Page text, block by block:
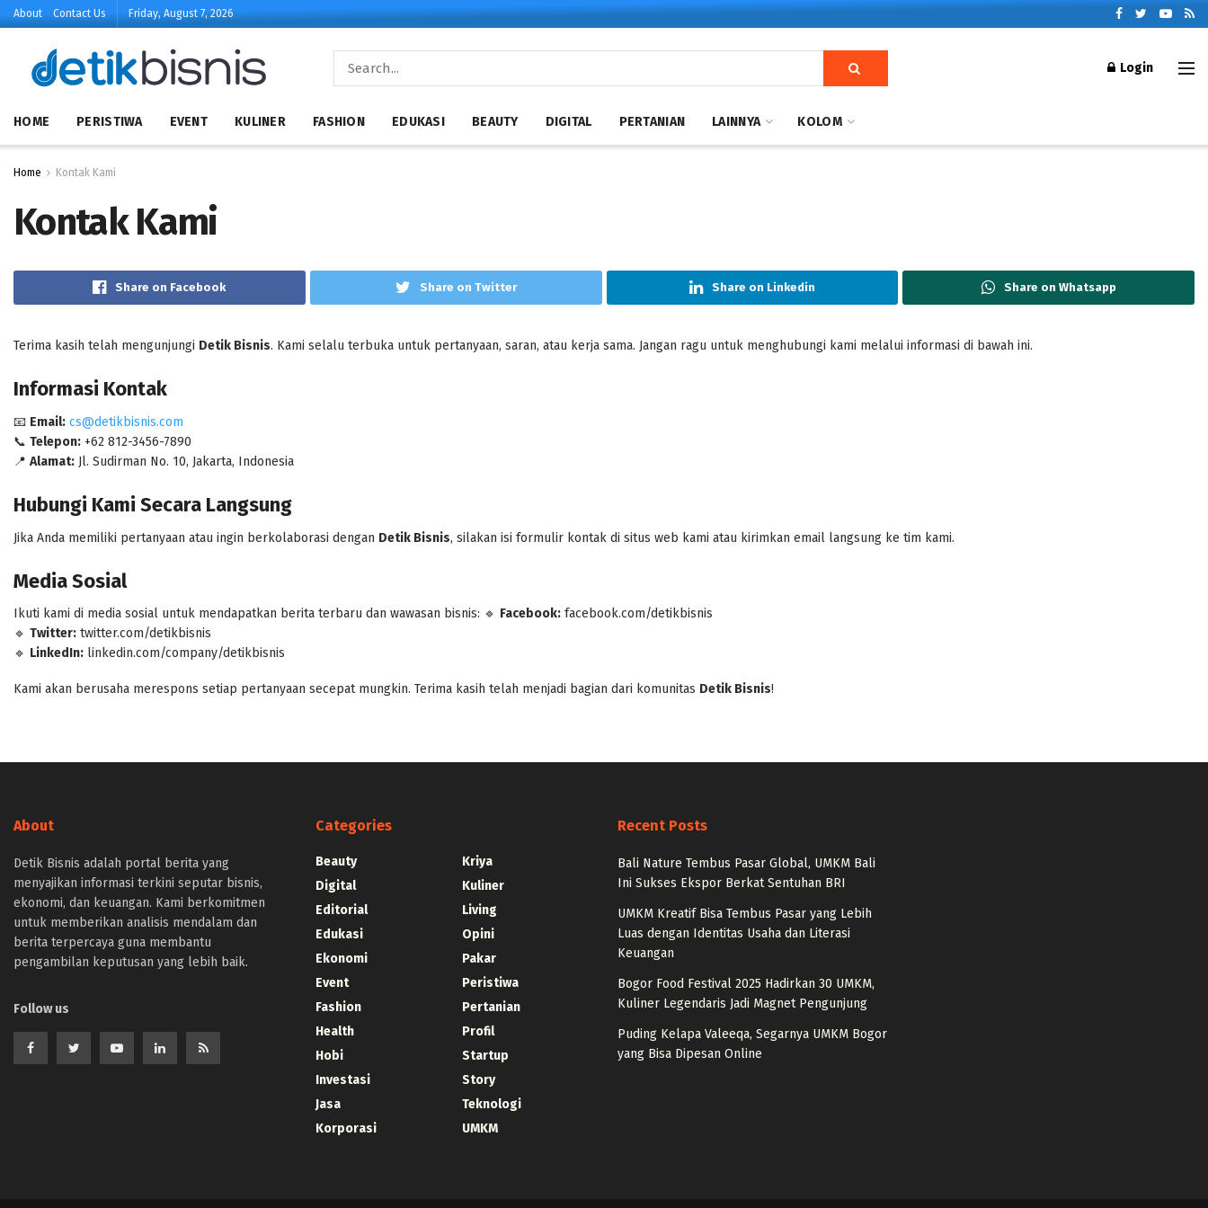
About Contact Us Friday, August 7, 2026
Login
HOME PERISTIWA EVENT KULINER FASHION EDUKASI BEAUTY DIGITAL PERTANIAN LAINNYA KOLOM
Home Kontak Kami
Kontak Kami
Share on Facebook Share on Twitter Share on Linkedin Share on Whatsapp
Terima kasih telah mengunjungi Detik Bisnis. Kami selalu terbuka untuk pertanyaan, saran, atau kerja sama. Jangan ragu untuk menghubungi kami melalui informasi di bawah ini.
Informasi Kontak
📧 Email: cs@detikbisnis.com
📞 Telepon: +62 812-3456-7890
📍 Alamat: Jl. Sudirman No. 10, Jakarta, Indonesia
Hubungi Kami Secara Langsung
Jika Anda memiliki pertanyaan atau ingin berkolaborasi dengan Detik Bisnis, silakan isi formulir kontak di situs web kami atau kirimkan email langsung ke tim kami.
Media Sosial
Ikuti kami di media sosial untuk mendapatkan berita terbaru dan wawasan bisnis: 🔹 Facebook: facebook.com/detikbisnis
🔹 Twitter: twitter.com/detikbisnis
🔹 LinkedIn: linkedin.com/company/detikbisnis
Kami akan berusaha merespons setiap pertanyaan secepat mungkin. Terima kasih telah menjadi bagian dari komunitas Detik Bisnis!
About
Detik Bisnis adalah portal berita yang
menyajikan informasi terkini seputar bisnis,
ekonomi, dan keuangan. Kami berkomitmen
untuk memberikan analisis mendalam dan
berita terpercaya guna membantu
pengambilan keputusan yang lebih baik.
Follow us
Categories
Beauty
Digital
Editorial
Edukasi
Ekonomi
Event
Fashion
Health
Hobi
Investasi
Jasa
Korporasi
Kriya
Kuliner
Living
Opini
Pakar
Peristiwa
Pertanian
Profil
Startup
Story
Teknologi
UMKM
Recent Posts
Bali Nature Tembus Pasar Global, UMKM Bali
Ini Sukses Ekspor Berkat Sentuhan BRI
UMKM Kreatif Bisa Tembus Pasar yang Lebih
Luas dengan Identitas Usaha dan Literasi
Keuangan
Bogor Food Festival 2025 Hadirkan 30 UMKM,
Kuliner Legendaris Jadi Magnet Pengunjung
Puding Kelapa Valeeqa, Segarnya UMKM Bogor
yang Bisa Dipesan Online